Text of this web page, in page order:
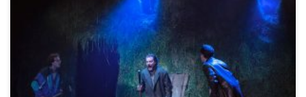
La Villarroel abre su temporada teatral con una obra que ya se
apuntaba entre los probables éxitos escénicos del año antes de
que se estrenara. Y así lo ha ratificado la buena acogida, tanto de
crítica como de público, que ha tenido La calavera de Connemara